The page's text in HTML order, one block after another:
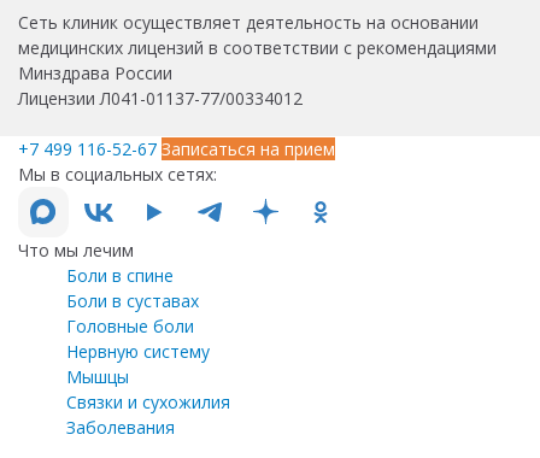
Сеть клиник осуществляет деятельность на основании
медицинских лицензий в соответствии с рекомендациями
Минздрава России
Лицензии Л041-01137-77/00334012
+7 499 116-52-67 Записаться на прием
Мы в социальных сетях:
Что мы лечим
Боли в спине
Боли в суставах
Головные боли
Нервную систему
Мышцы
Связки и сухожилия
Заболевания